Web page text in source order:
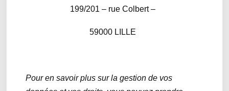
199/201 – rue Colbert –
59000 LILLE
Pour en savoir plus sur la gestion de vos